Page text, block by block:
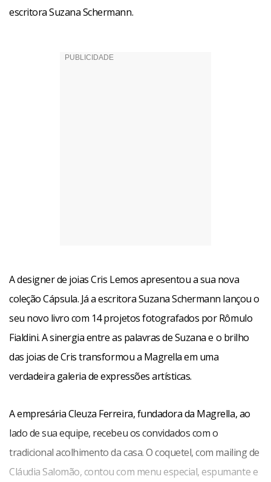
escritora Suzana Schermann.
A designer de joias Cris Lemos apresentou a sua nova
coleção Cápsula. Já a escritora Suzana Schermann lançou o
seu novo livro com 14 projetos fotografados por Rômulo
Fialdini. A sinergia entre as palavras de Suzana e o brilho
das joias de Cris transformou a Magrella em uma
verdadeira galeria de expressões artísticas.
A empresária Cleuza Ferreira, fundadora da Magrella, ao
lado de sua equipe, recebeu os convidados com o
tradicional acolhimento da casa. O coquetel, com mailing de
Cláudia Salomão, contou com menu especial, espumante e